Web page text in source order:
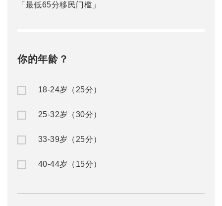
「最低65分移民门槛」
你的年龄？
18-24岁（25分）
25-32岁（30分）
33-39岁（25分）
40-44岁（15分）